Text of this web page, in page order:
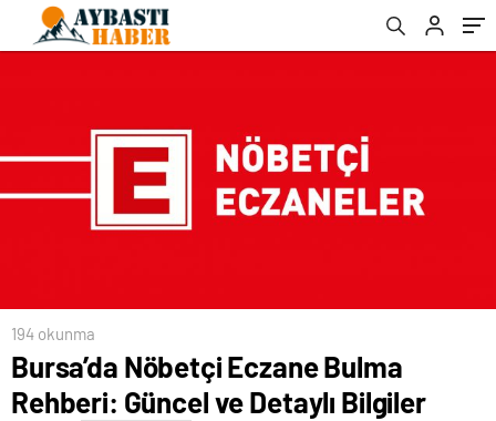
194 okunma
Bursa’da Nöbetçi Eczane Bulma
Rehberi: Güncel ve Detaylı Bilgiler